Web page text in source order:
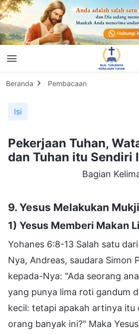
Beranda Pembacaan
Isi
Pekerjaan Tuhan,
dan Tuhan itu Sendiri
Bagian
9. Yesus Melakukan
1) Yesus Memberi Makan
Yohanes 6:8-13 Salah satu
Nya, Andreas, saudara Simon
kepada-Nya: "Ada seorang
yang punya lima roti gandum
kecil: tetapi apakah artinya itu
orang banyak ini?" Maka